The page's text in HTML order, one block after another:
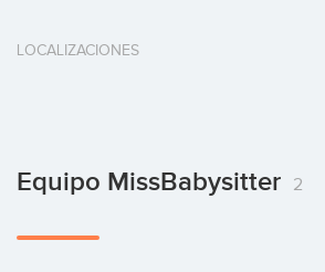
LOCALIZACIONES
Equipo MissBabysitter 2